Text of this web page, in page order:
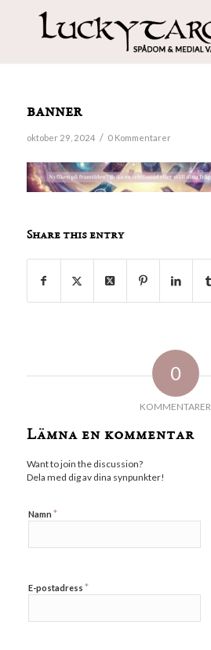
banner
oktober 29, 2024 / 0 Kommentarer
Share this entry
0
KOMMENTARER
Lämna en kommentar
Want to join the discussion?
Dela med dig av dina synpunkter!
Namn *
E-postadress *